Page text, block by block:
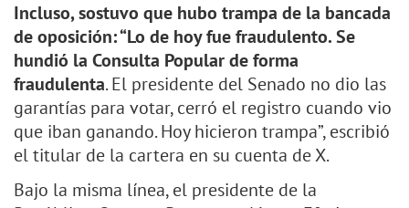
Incluso, sostuvo que hubo trampa de la bancada
de oposición: “Lo de hoy fue fraudulento. Se
hundió la Consulta Popular de forma
fraudulenta. El presidente del Senado no dio las
garantías para votar, cerró el registro cuando vio
que iban ganando. Hoy hicieron trampa”, escribió
el titular de la cartera en su cuenta de X.
Bajo la misma línea, el presidente de la